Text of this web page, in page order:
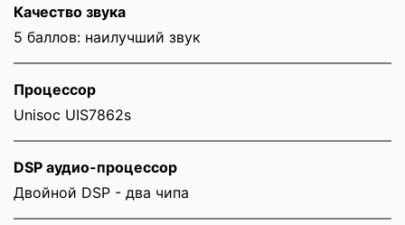
Качество звука
5 баллов: наилучший звук
Процессор
Unisoc UIS7862s
DSP аудио-процессор
Двойной DSP - два чипа